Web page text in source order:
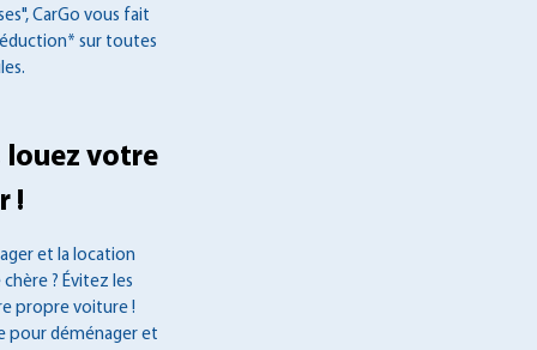
CarGo vous fait
sur toutes
louez votre
!
et la location
? Évitez les
propre voiture !
pour déménager et